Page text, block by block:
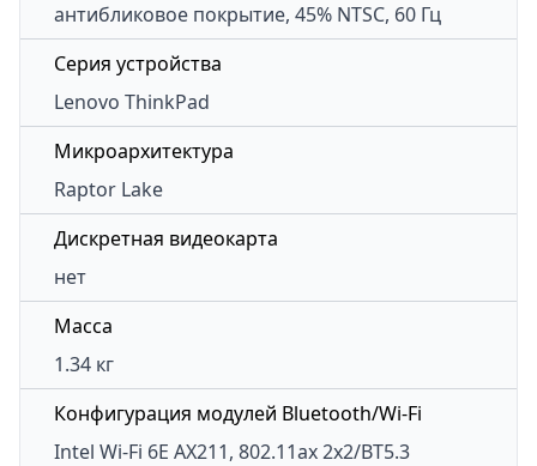
антибликовое покрытие, 45% NTSC, 60 Гц
Серия устройства
Lenovo ThinkPad
Микроархитектура
Raptor Lake
Дискретная видеокарта
нет
Масса
1.34 кг
Конфигурация модулей Bluetooth/Wi-Fi
Intel Wi-Fi 6E AX211, 802.11ax 2x2/BT5.3